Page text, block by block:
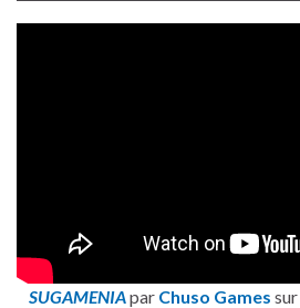
SUGAMENIApar Chuso Games sur